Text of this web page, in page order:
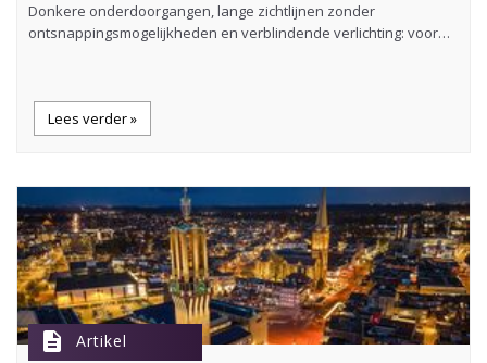
Donkere onderdoorgangen, lange zichtlijnen zonder
ontsnappingsmogelijkheden en verblindende verlichting: voor…
Lees verder »
description Artikel